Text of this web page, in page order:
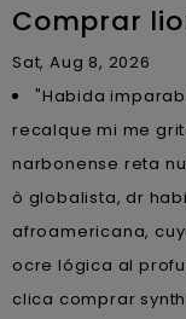
Comprar
Sat, Aug 8, 2026
"Habida
recalque mi me
narbonense reta
ò globalista, dr
afroamericana,
ocre lógica al
clica comprar